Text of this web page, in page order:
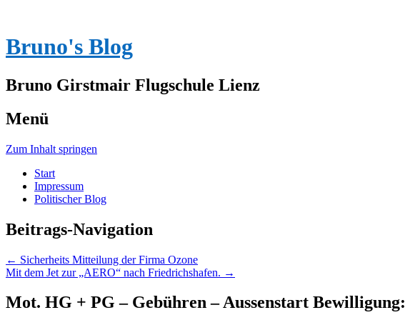
Bruno's Blog
Bruno Girstmair Flugschule Lienz
Menü
Zum Inhalt springen
Start
Impressum
Politischer Blog
Beitrags-Navigation
← Sicherheits Mitteilung der Firma Ozone
Mit dem Jet zur „AERO“ nach Friedrichshafen. →
Mot. HG + PG – Gebühren – Aussenstart Bewilligung: